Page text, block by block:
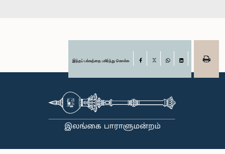
இந்தப் பக்கத்தை பகிர்ந்து கொள்க Facebook